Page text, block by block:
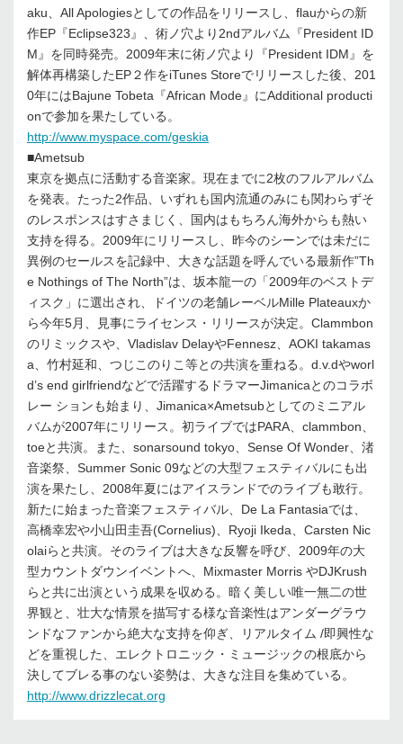
aku、All Apologiesとしての作品をリリースし、flauからの新
作EP『Eclipse323』、術ノ穴より2ndアルバム『President ID
M』を同時発売。2009年末に術ノ穴より『President IDM』を
解体再構築したEP２作をiTunes Storeでリリースした後、201
0年にはBajune Tobeta『African Mode』にAdditional producti
onで参加を果たしている。
http://www.myspace.com/geskia
■Ametsub
東京を拠点に活動する音楽家。現在までに2枚のフルアルバム
を発表。たった2作品、いずれも国内流通のみにも関わらずそ
のレスポンスはすさまじく、国内はもちろん海外からも熱い
支持を得る。2009年にリリースし、昨今のシーンでは未だに
異例のセールスを記録中、大きな話題を呼んでいる最新作”Th
e Nothings of The North”は、坂本龍一の「2009年のベストデ
ィスク」に選出され、ドイツの老舗レーベルMille Plateauxか
ら今年5月、見事にライセンス・リリースが決定。Clammbon
のリミックスや、Vladislav DelayやFennesz、AOKI takamas
a、竹村延和、つじこのりこ等との共演を重ねる。d.v.dやworl
d’s end girlfriendなどで活躍するドラマーJimanicaとのコラボ
レー ションも始まり、Jimanica×Ametsubとしてのミニアル
バムが2007年にリリース。初ライブではPARA、clammbon、
toeと共演。また、sonarsound tokyo、Sense Of Wonder、渚
音楽祭、Summer Sonic 09などの大型フェスティバルにも出
演を果たし、2008年夏にはアイスランドでのライブも敢行。
新たに始まった音楽フェスティバル、De La Fantasiaでは、
高橋幸宏や小山田圭吾(Cornelius)、Ryoji Ikeda、Carsten Nic
olaiらと共演。そのライブは大きな反響を呼び、2009年の大
型カウントダウンイベントへ、Mixmaster Morris やDJKrush
らと共に出演という成果を収める。暗く美しい唯一無二の世
界観と、壮大な情景を描写する様な音楽性はアンダーグラウ
ンドなファンから絶大な支持を仰ぎ、リアルタイム /即興性な
どを重視した、エレクトロニック・ミュージックの根底から
決してブレる事のない姿勢は、大きな注目を集めている。
http://www.drizzlecat.org